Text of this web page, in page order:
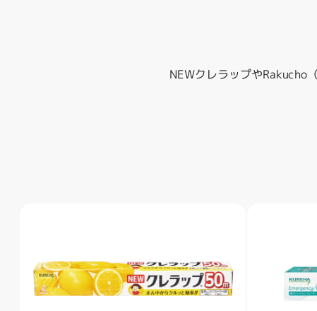
NEWクレラップやRakucho